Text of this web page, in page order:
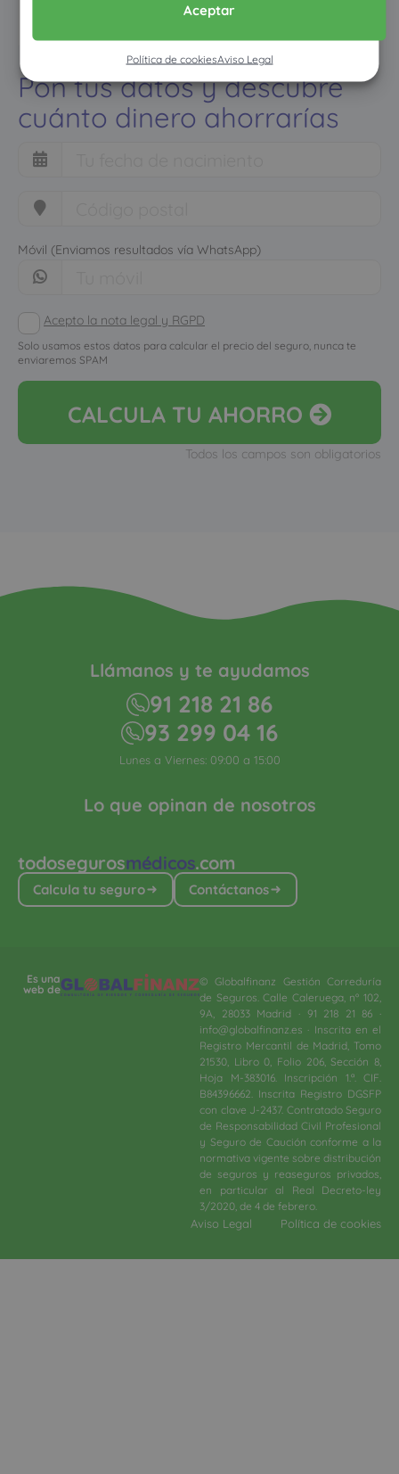
Aceptar
Política de cookiesAviso Legal
Pon tus datos y descubre
cuánto dinero ahorrarías
Móvil (Enviamos resultados vía WhatsApp)
Acepto la nota legal y RGPD
Solo usamos estos datos para calcular el precio del seguro, nunca te
enviaremos SPAM
CALCULA TU AHORRO
Todos los campos son obligatorios
todosegurosmédicos.com
Calcula tu seguro Contáctanos
Lo que opinan de nosotros
Llámanos y te ayudamos
91 218 21 86
93 299 04 16
Lunes a Viernes: 09:00 a 15:00
Es una
web de
© Globalfinanz Gestión Correduría
de Seguros. Calle Caleruega, nº 102,
9A, 28033 Madrid · 91 218 21 86 ·
info@globalfinanz.es · Inscrita en el
Registro Mercantil de Madrid, Tomo
21530, Libro 0, Folio 206, Sección 8,
Hoja M-383016. Inscripción 1.ª. CIF.
B84396662. Inscrita Registro DGSFP
con clave J-2437. Contratado Seguro
de Responsabilidad Civil Profesional
y Seguro de Caución conforme a la
normativa vigente sobre distribución
de seguros y reaseguros privados,
en particular al Real Decreto-ley
3/2020, de 4 de febrero.​
Aviso Legal Política de cookies